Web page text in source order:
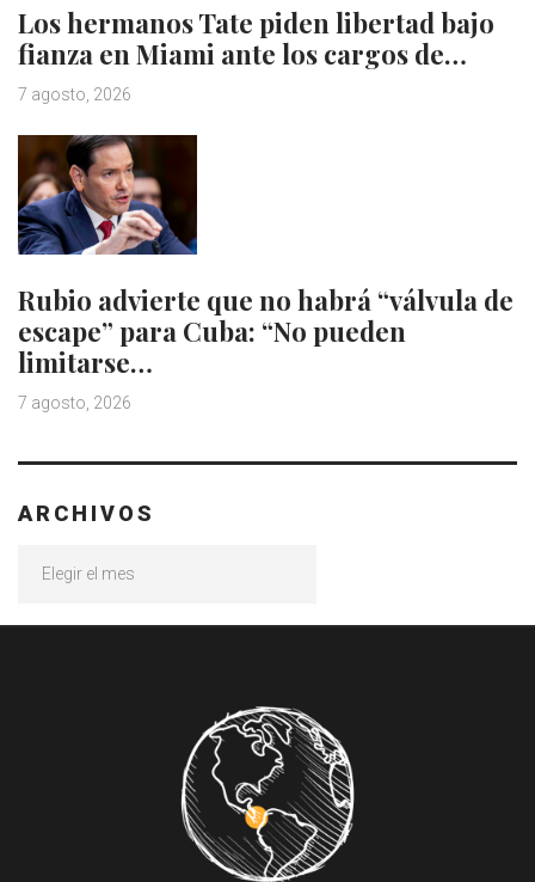
Los hermanos Tate piden libertad bajo
fianza en Miami ante los cargos de…
7 agosto, 2026
Rubio advierte que no habrá “válvula de
escape” para Cuba: “No pueden
limitarse…
7 agosto, 2026
ARCHIVOS